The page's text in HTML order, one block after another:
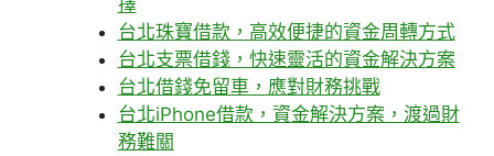
台北珠寶借款，高效便捷的資金周轉方式
台北支票借錢，快速靈活的資金解決方案
台北借錢免留車，應對財務挑戰
台北iPhone借款，資金解決方案，渡過財
務難關